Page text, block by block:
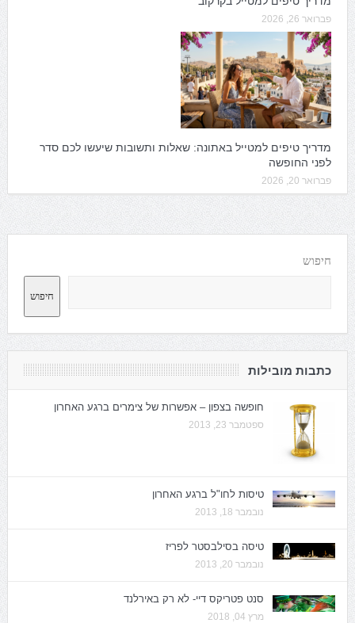
פברואר 26, 2026
מדריך טיפים למטייל באתונה: שאלות ותשובות שיעשו לכם סדר
לפני החופשה
פברואר 20, 2026
חיפוש
חיפוש
כתבות מובילות
חופשה בצפון – אפשרות של צימרים ברגע האחרון
ספטמבר 23, 2013
טיסות לחו"ל ברגע האחרון
נובמבר 18, 2013
טיסה בסילבסטר לפריז
נובמבר 20, 2013
סנט פטריקס דיי- לא רק באירלנד
מרץ 04, 2018